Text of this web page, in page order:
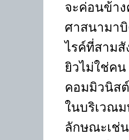
จะค่อนข้า
ศาสนามา
ไรค์ที่สาม
ยิวไม่ใช่คน
คอมมิวนิส
ในบริเวณ
ลักษณะเช่